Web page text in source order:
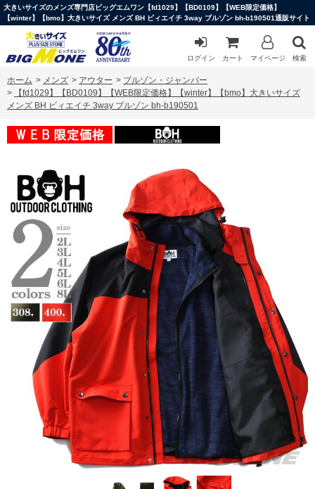
大きいサイズのメンズ専門店ビッグエムワン【fd1029】【BD0109】【WEB限定価格】
【winter】【bmo】大きいサイズ メンズ BH ビィエイチ 3way ブルゾン bh-b190501通販サイト
ログイン カート マイページ 検索
ホーム > メンズ > アウター > ブルゾン・ジャンパー
>
【fd1029】【BD0109】【WEB限定価格】【winter】【bmo】大きいサイズ
メンズ BH ビィエイチ 3way ブルゾン bh-b190501